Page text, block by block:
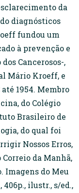
da
diagnósticos
fundou um
à prevenção e
Cancerosos-,
Mário Kroeff, e
1954. Membro
do Colégio
Brasileiro de
do qual foi
Nossos Erros,
da Manhã,
Imagens do Meu
406p., ilustr., s/ed.,